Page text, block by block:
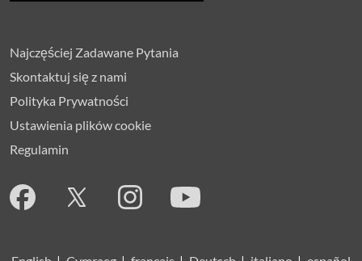
Najczęściej Zadawane Pytania
Skontaktuj się z nami
Polityka Prywatności
Ustawienia plików cookie
Regulamin